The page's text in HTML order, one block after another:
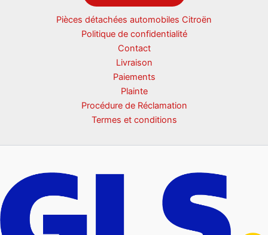
Pièces détachées automobiles Citroën
Politique de confidentialité
Contact
Livraison
Paiements
Plainte
Procédure de Réclamation
Termes et conditions